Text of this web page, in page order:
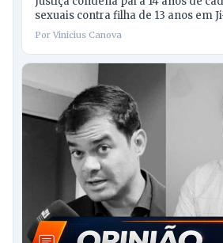
sexuais contra filha de 13 anos em
Por Vinicius Canova